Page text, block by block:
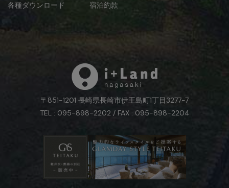
各種ダウンロード
宿泊約款
〒851-1201 長崎県長崎市伊王島町1丁目3277-7
TEL : 095-898-2202 / FAX : 095-898-2204